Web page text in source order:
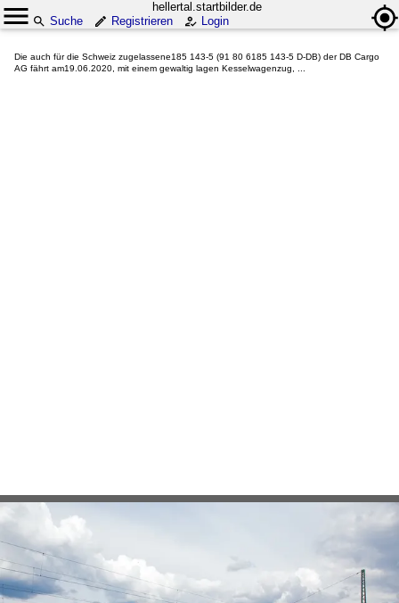
hellertal.startbilder.de
Suche
Registrieren Login
Die auch für die Schweiz zugelassene185 143-5 (91 80 6185 143-5 D-DB) der DB Cargo
AG fährt am19.06.2020, mit einem gewaltig lagen Kesselwagenzug, ...